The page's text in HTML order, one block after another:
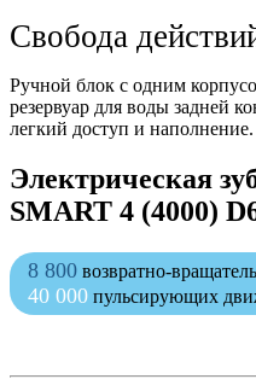
Свобода
Ручной блок с одним
резервуар для воды задней
легкий доступ и наполнение.
Электрическая
SMART 4 (4000)
8 800 возвратно-
40 000 пульсирующих